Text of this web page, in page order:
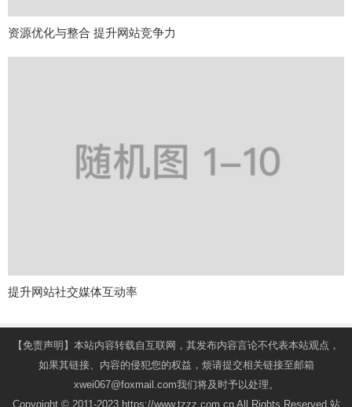
资源优化与整合 提升网站竞争力
提升网站社交媒体互动率
【免责声明】本站内容转载自互联网，其发布内容言论不代表本站观点，
如果其链接、内容的侵犯您的权益，烦请提交相关链接至邮箱
xwei067@foxmail.com我们将及时予以处理。
Copygight © 2011-2023 https://www.tzzz.com.cn All Rights Reserved.站